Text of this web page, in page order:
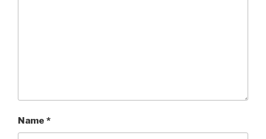
Name *